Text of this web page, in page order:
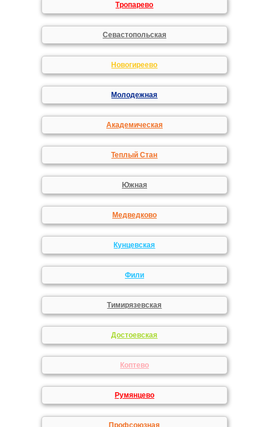
Тропарево
Севастопольская
Новогиреево
Молодежная
Академическая
Теплый Стан
Южная
Медведково
Кунцевская
Фили
Тимирязевская
Достоевская
Коптево
Румянцево
Профсоюзная